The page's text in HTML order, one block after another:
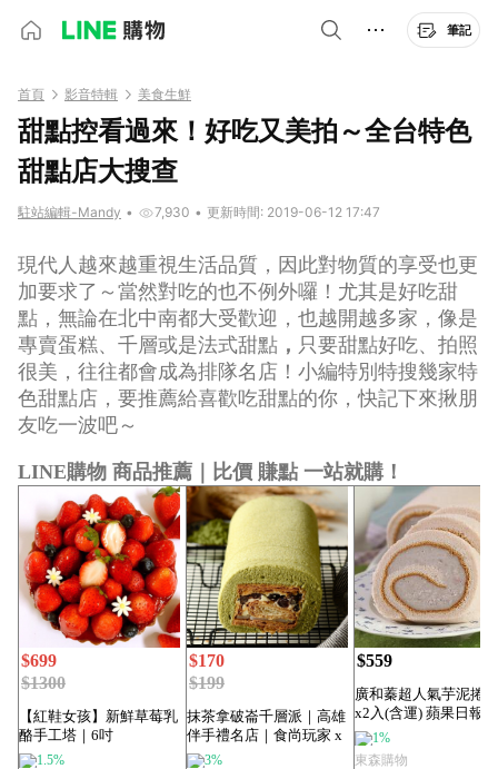
筆記
首頁 影音特輯 美食生鮮
甜點控看過來！好吃又美拍～全台特色
甜點店大搜查
駐站編輯-Mandy • 7,930 • 更新時間: 2019-06-12 17:47
現代人越來越重視生活品質，因此對物質的享受也更
加要求了～當然對吃的也不例外囉！尤其是好吃甜
點，無論在北中南都大受歡迎，也越開越多家，像是
專賣蛋糕、千層或是法式甜點 ， 只要甜點好吃、拍照
很美，往往都會成為排隊名店！小編特別特搜幾家特
色甜點店，要推薦給喜歡吃甜點的你，快記下來揪朋
友吃一波吧～
LINE購物 商品推薦｜比價 賺點 一站就購！
$699
$1300
【紅鞋女孩】新鮮草莓乳
酪手工塔｜6吋
1.5%
$170
$199
抹茶拿破崙千層派｜高雄
伴手禮名店｜食尚玩家 x
旅行應援團推...
3%
$559
廣和蓁超人氣芋泥捲
x2入(含運) 蘋果日報
亞軍1%
東森購物